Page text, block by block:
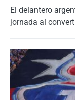
El delantero
jornada al